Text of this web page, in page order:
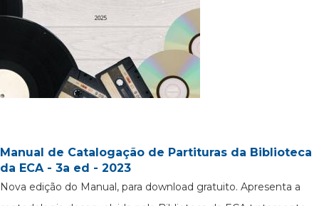
Manual de Catalogação de Partituras da Biblioteca
da ECA - 3a ed - 2023
Nova edição do Manual, para download gratuito. Apresenta a